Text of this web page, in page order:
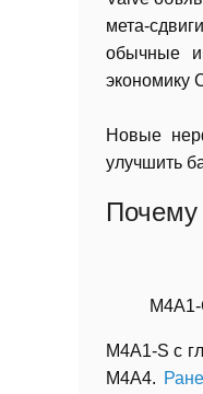
мета-
обычные
экономику
Новые
улучшить
Почему
М4А1-
M4A1-S с
M4A4.